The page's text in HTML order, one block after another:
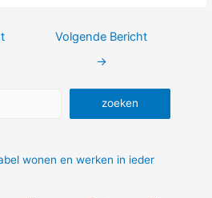
Volgende Bericht
→
zoeken
wonen en werken in ieder